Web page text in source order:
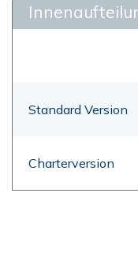
Standard Version
Charterversion